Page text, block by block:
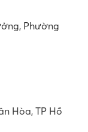
Phường
Hòa, TP Hồ